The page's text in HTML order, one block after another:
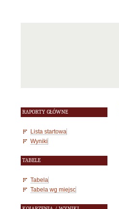
RAPORTY GŁÓWNE
Lista startowa
Wyniki
TABELE
Tabela
Tabela wg miejsc